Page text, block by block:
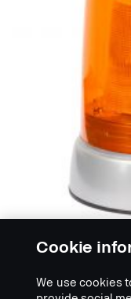
警告灯
KLX 7000 F氙气闪
Cookie
We use cookies